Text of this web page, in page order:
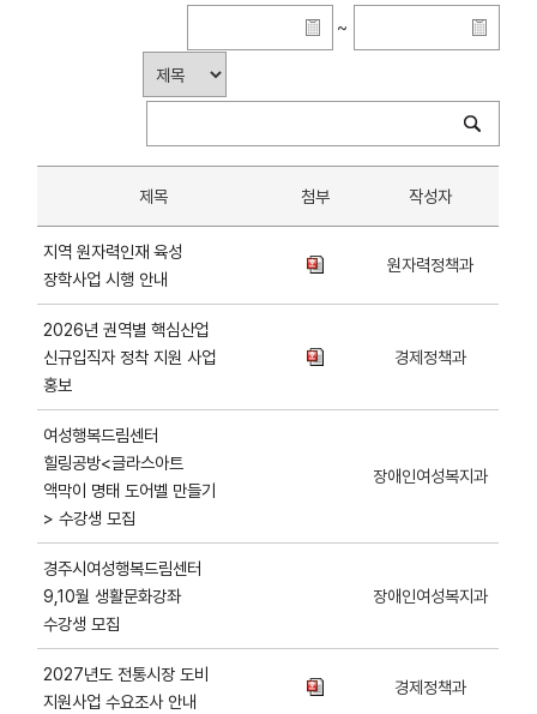
~
제목 첨부 작성자
지역 원자력인재 육성
장학사업 시행 안내
원자력정책과
2026년 권역별 핵심산업
신규입직자 정착 지원 사업
홍보
경제정책과
여성행복드림센터
힐링공방<글라스아트
액막이 명태 도어벨 만들기
> 수강생 모집
장애인여성복지과
경주시여성행복드림센터
9,10월 생활문화강좌
수강생 모집
장애인여성복지과
2027년도 전통시장 도비
지원사업 수요조사 안내
경제정책과